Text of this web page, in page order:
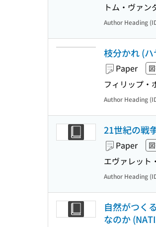
トム・ヴァン
Author Heading
枝分かれ (
Paper
フィリップ・
Author Heading
21世紀の戦
Paper
エヴァレット
Author Heading
自然がつく
なのか